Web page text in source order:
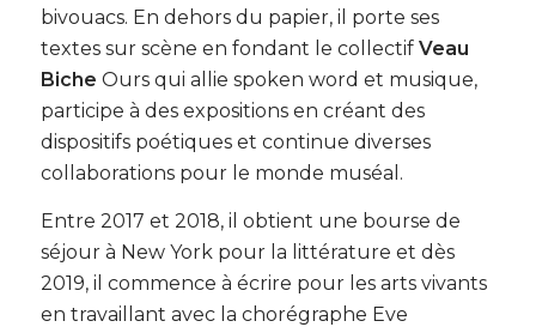
bivouacs. En dehors du papier, il porte ses
textes sur scène en fondant le collectif Veau
Biche Ours qui allie spoken word et musique,
participe à des expositions en créant des
dispositifs poétiques et continue diverses
collaborations pour le monde muséal.
Entre 2017 et 2018, il obtient une bourse de
séjour à New York pour la littérature et dès
2019, il commence à écrire pour les arts vivants
en travaillant avec la chorégraphe Eve